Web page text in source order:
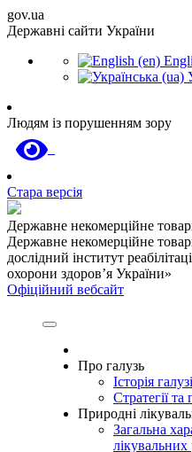
gov.ua
Державні сайти України
Людям із порушенням зору
Стара версія
Державне некомерційне
Державне некомерційне
дослідний інститут
охорони здоров’я України»
Офіційний вебсайт
Про галузь
Історія галузі
Стратегії
Природні
Загальна
лікувальних